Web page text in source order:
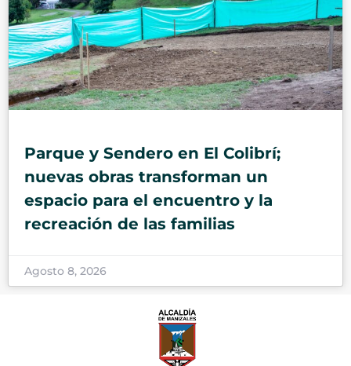
Parque y Sendero en El Colibrí;
nuevas obras transforman un
espacio para el encuentro y la
recreación de las familias
Agosto 8, 2026